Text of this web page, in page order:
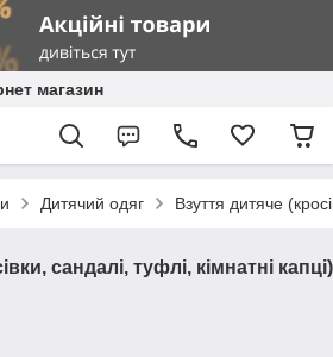
магазин
Дитячий одяг Взуття дитяче
сандалі, туфлі, кімнатні капці)